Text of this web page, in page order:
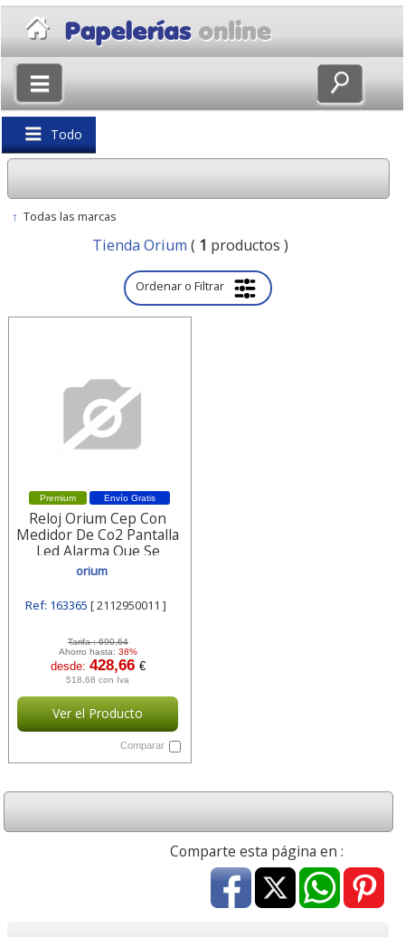
Todo
Volver
↑ Todas las marcas
Tienda Orium ( 1 productos )
Ordenar o Filtrar
Envío Gratis
Premium
Reloj Orium Cep Con
Medidor De Co2 Pantalla
Led Alarma Que Se
2112950011
orium
Ref: 163365 [ 2112950011 ]
Tarifa :690,64
Ahorro hasta: 38%
desde: 428,66 €
518,68 con Iva
Ver el Producto
Comparar
Comparte esta página en :